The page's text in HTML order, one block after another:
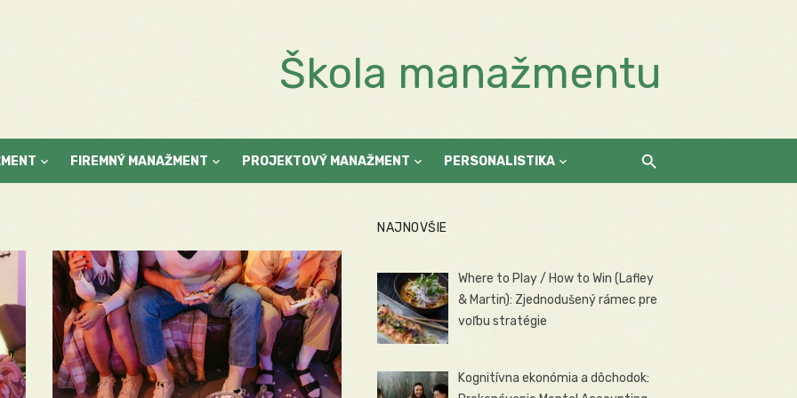
Škola manažmentu
FIREMNÝ MANAŽMENT PROJEKTOVÝ MANAŽMENT PERSONALISTIKA
NAJNOVŠIE
Where to Play / How to Win (Lafley
& Martin): Zjednodušený rámec pre
voľbu stratégie
Kognitívna ekonómia a dôchodok: